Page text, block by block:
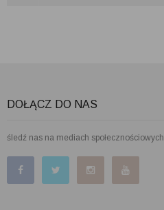
DOŁĄCZ DO NAS
śledź nas na mediach społecznościowych